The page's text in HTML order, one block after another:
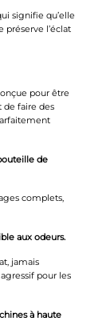
signifie qu’elle
préserve l’éclat
pour être
de faire des
de
complets,
aux odeurs.
jamais
pour les
à haute